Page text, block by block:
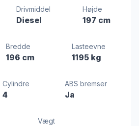
Drivmiddel
Diesel
Højde
197 cm
Bredde
196 cm
Lasteevne
1195 kg
Cylindre
4
ABS bremser
Ja
Vægt